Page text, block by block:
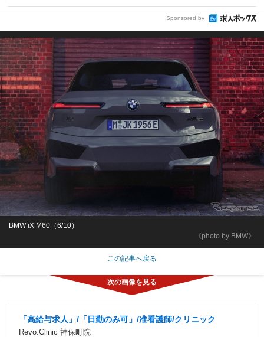
Sponsored by
《photo by BMW》
BMW iX M60（6/10）
この記事へ戻る
「高給与求人」/「日勤のみ可」/准看護師/クリニック
Revo.Clinic 神保町院